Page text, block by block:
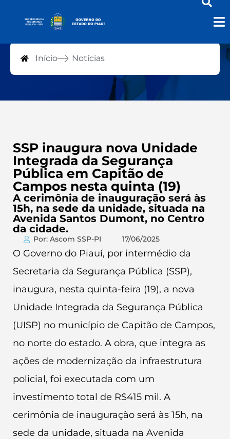
Notícias
Início Notícias
SSP inaugura nova Unidade
Integrada da Segurança
Pública em Capitão de
Campos nesta quinta (19)
A cerimônia de inauguração será às
15h, na sede da unidade, situada na
Avenida Santos Dumont, no Centro
da cidade.
Por: Ascom SSP-PI 17/06/2025
O Governo do Piauí, por intermédio da
Secretaria da Segurança Pública (SSP),
inaugura, nesta quinta-feira (19), a nova
Unidade Integrada da Segurança Pública
(UISP) no município de Capitão de Campos,
no norte do estado. A obra, que integra as
ações de modernização da infraestrutura
policial, foi executada com um
investimento total de R$415 mil. A
cerimônia de inauguração será às 15h, na
sede da unidade, situada na Avenida